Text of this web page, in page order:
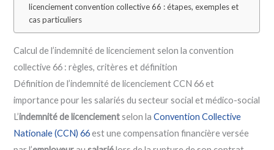
licenciement convention collective 66 : étapes, exemples et
cas particuliers
Calcul de l’indemnité de licenciement selon la convention
collective 66 : règles, critères et définition
Définition de l’indemnité de licenciement CCN 66 et
importance pour les salariés du secteur social et médico-social
L’indemnité de licenciementselon laConvention Collective
Nationale (CCN) 66est une compensation financière versée